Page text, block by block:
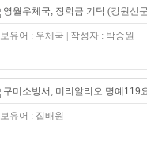
영월우체국, 장학금 기탁 (강원신
보유어 : 우체국 | 작성자 : 박승원
구미소방서, 미리알리오 명예119
보유어 : 집배원